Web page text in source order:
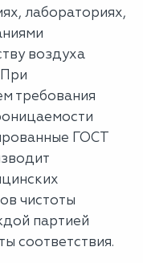
лабораториях,
воздуха
требования
ГОСТ
чистоты
партией
соответствия.